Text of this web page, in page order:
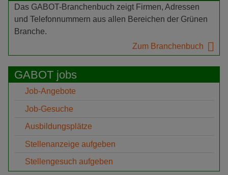
Das GABOT-Branchenbuch zeigt Firmen, Adressen
und Telefonnummern aus allen Bereichen der Grünen
Branche.
Zum Branchenbuch
GABOT jobs
Job-Angebote
Job-Gesuche
Ausbildungsplätze
Stellenanzeige aufgeben
Stellengesuch aufgeben